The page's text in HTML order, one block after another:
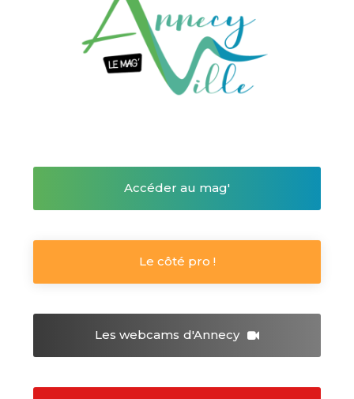
Accéder au mag'
Le côté pro !
Les webcams d'Annecy